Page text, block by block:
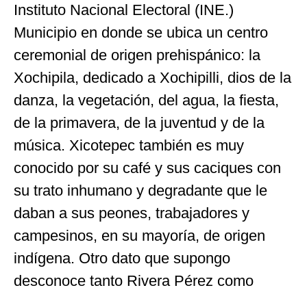
Instituto Nacional Electoral (INE.)
Municipio en donde se ubica un centro
ceremonial de origen prehispánico: la
Xochipila, dedicado a Xochipilli, dios de la
danza, la vegetación, del agua, la fiesta,
de la primavera, de la juventud y de la
música. Xicotepec también es muy
conocido por su café y sus caciques con
su trato inhumano y degradante que le
daban a sus peones, trabajadores y
campesinos, en su mayoría, de origen
indígena. Otro dato que supongo
desconoce tanto Rivera Pérez como